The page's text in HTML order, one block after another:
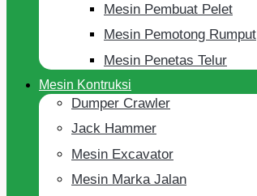
Mesin Pembuat Pelet
Mesin Pemotong Rumput
Mesin Penetas Telur
Mesin Kontruksi
Dumper Crawler
Jack Hammer
Mesin Excavator
Mesin Marka Jalan